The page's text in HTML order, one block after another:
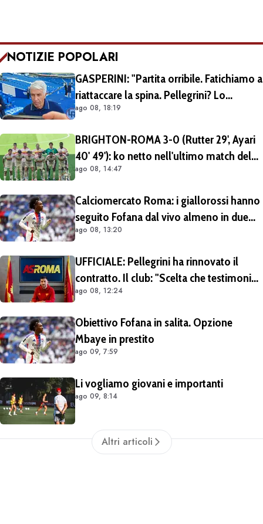
NOTIZIE POPOLARI
GASPERINI: "Partita orribile. Fatichiamo a
riattaccare la spina. Pellegrini? Lo
rivedremo in campo tra un mese.
ago 08, 18:19
BRIGHTON-ROMA 3-0 (Rutter 29', Ayari
40' 49'): ko netto nell'ultimo match del
tour britannico (FOTO e VIDEO)
ago 08, 14:47
Calciomercato Roma: i giallorossi hanno
seguito Fofana dal vivo almeno in due
occasioni. Costa 40/45 milioni
ago 08, 13:20
UFFICIALE: Pellegrini ha rinnovato il
contratto. Il club: "Scelta che testimonia
condivisione della visione sportiva e dei
ago 08, 12:24
Obiettivo Fofana in salita. Opzione
Mbaye in prestito
ago 09, 7:59
Li vogliamo giovani e importanti
ago 09, 8:14
Altri articoli